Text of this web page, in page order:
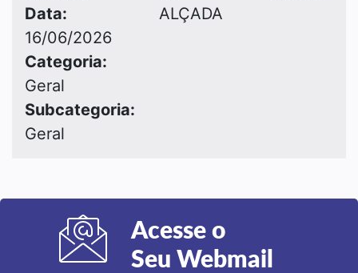
Data:
16/06/2026
Categoria:
Geral
Subcategoria:
Geral
ALÇADA
Acesse o
Seu Webmail